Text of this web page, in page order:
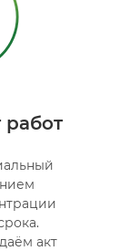
работ
акт